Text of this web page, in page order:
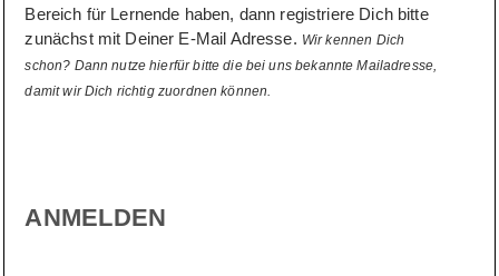
Bereich für Lernende haben, dann registriere Dich bitte
zunächst mit Deiner E-Mail Adresse. Wir kennen Dich
schon? Dann nutze hierfür bitte die bei uns bekannte Mailadresse,
damit wir Dich richtig zuordnen können.
ANMELDEN